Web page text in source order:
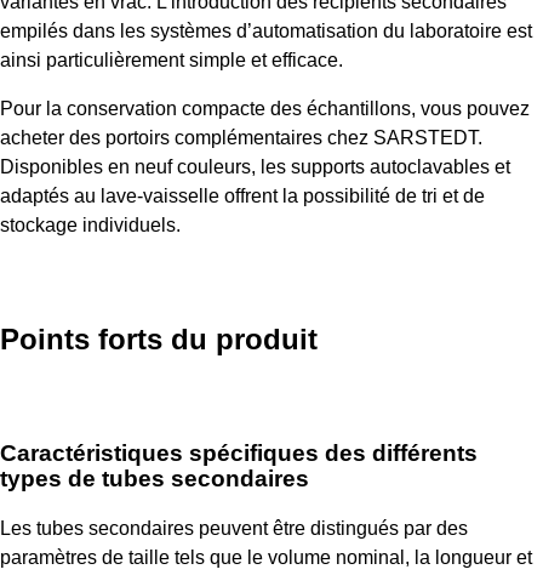
empilés dans les systèmes d’automatisation du laboratoire est
ainsi particulièrement simple et efficace.
Pour la conservation compacte des échantillons, vous pouvez
acheter des portoirs complémentaires chez SARSTEDT.
Disponibles en neuf couleurs, les supports autoclavables et
adaptés au lave-vaisselle offrent la possibilité de tri et de
stockage individuels.
Points forts du produit
Caractéristiques spécifiques des différents
types de tubes secondaires
Les tubes secondaires peuvent être distingués par des
paramètres de taille tels que le volume nominal, la longueur et